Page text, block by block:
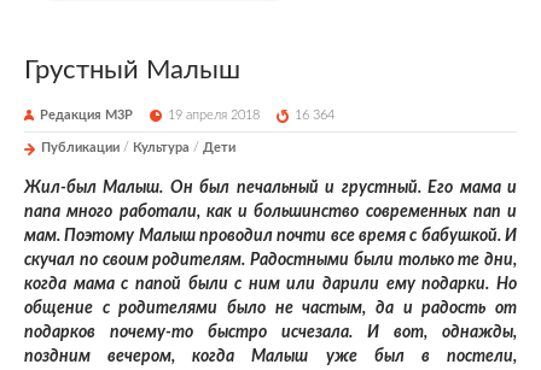
Грустный Малыш
Редакция М3Р 19 апреля 2018 16 364
Публикации / Культура / Дети
Жил-был Малыш. Он был печальный и грустный. Его мама и
папа много работали, как и большинство современных пап и
мам. Поэтому Малыш проводил почти все время с бабушкой. И
скучал по своим родителям. Радостными были только те дни,
когда мама с папой были с ним или дарили ему подарки. Но
общение с родителями было не частым, да и радость от
подарков почему-то быстро исчезала. И вот, однажды,
поздним вечером, когда Малыш уже был в постели,